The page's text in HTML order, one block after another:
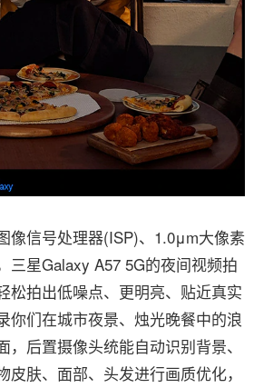
信号处理器(ISP)、1.0μm大像素
三星Galaxy A57 5G的夜间视频拍
松拍出低噪点、更明亮、贴近真实
你们在城市夜景、烛光晚餐中的浪
，后置摄像头统能自动识别背景、
皮肤、面部、头发进行画质优化，